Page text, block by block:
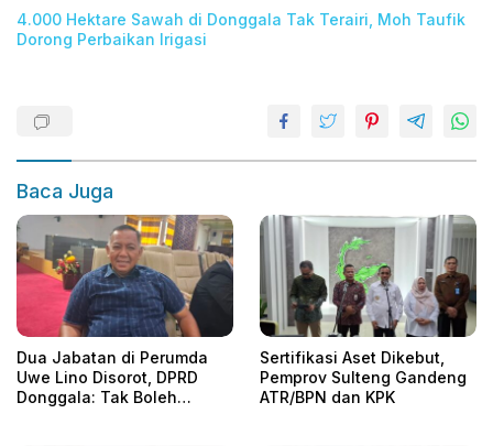
4.000 Hektare Sawah di Donggala Tak Terairi, Moh Taufik
Dorong Perbaikan Irigasi
Baca Juga
Dua Jabatan di Perumda
Uwe Lino Disorot, DPRD
Donggala: Tak Boleh
Sertifikasi Aset Dikebut,
Pemprov Sulteng Gandeng
ATR/BPN dan KPK